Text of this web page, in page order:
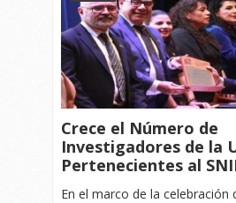
Crece el Número de
Investigadores de la
Pertenecientes al
En el marco de la celebración